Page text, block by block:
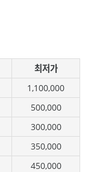
최저가
1,100,000
500,000
300,000
350,000
450,000